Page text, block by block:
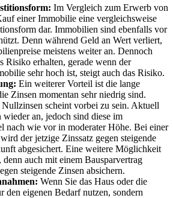
Im Vergleich zum Erwerb von
einer Immobilie eine vergleichsweise
dar. Immobilien sind ebenfalls vor
Denn während Geld an Wert verliert,
meistens weiter an. Dennoch
Risiko erhalten, gerade wenn der
sehr hoch ist, steigt auch das Risiko.
Ein weiterer Vorteil ist die lange
Zinsen momentan sehr niedrig sind.
scheint vorbei zu sein. Aktuell
wieder an, jedoch sind diese im
nach wie vor in moderater Höhe. Bei einer
der jetzige Zinssatz gegen steigende
abgesichert. Eine weitere Möglichkeit
denn auch mit einem Bausparvertrag
steigende Zinsen absichern.
Wenn Sie das Haus oder die
den eigenen Bedarf nutzen, sondern